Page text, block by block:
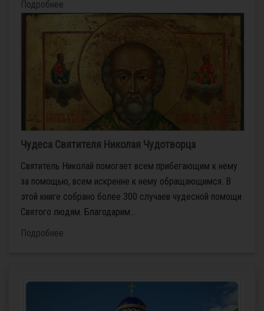
Подробнее
Чудеса Святителя Николая Чудотворца
Святитель Николай помогает всем прибегающим к нему
за помощью, всем искренне к нему обращающимся. В
этой книге собрано более 300 случаев чудесной помощи
Святого людям. Благодарим...
Подробнее